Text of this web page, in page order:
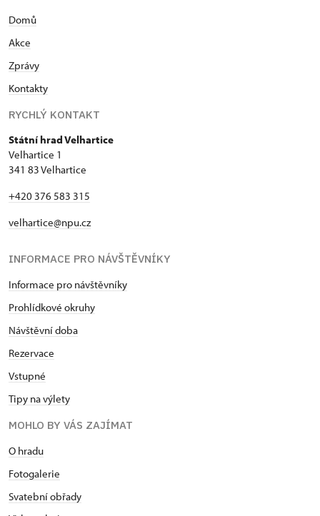
Domů
Akce
Zprávy
Kontakty
RYCHLÝ KONTAKT
Státní hrad Velhartice
Velhartice 1
341 83 Velhartice
+420 376 583 315
velhartice@npu.cz
INFORMACE PRO NÁVŠTĚVNÍKY
Informace pro návštěvníky
Prohlídkové okruhy
Návštěvní doba
Rezervace
Vstupné
Tipy na výlety
MOHLO BY VÁS ZAJÍMAT
O hradu
Fotogalerie
Svatební obřady